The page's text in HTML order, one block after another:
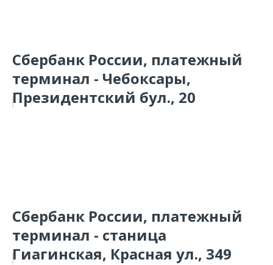
Сбербанк России, платежный
терминал - Чебоксары,
Президентский бул., 20
Сбербанк России, платежный
терминал - станица
Гиагинская, Красная ул., 349